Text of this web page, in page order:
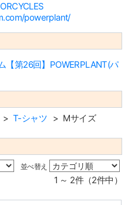
powerplant/
【第26回】POWERPLANT(パ
T-シャツ Mサイズ
並べ替え
1 ～ 2件（2件中）